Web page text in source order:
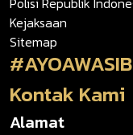
Kejaksaan
Sitemap
Kontak Kami
Alamat